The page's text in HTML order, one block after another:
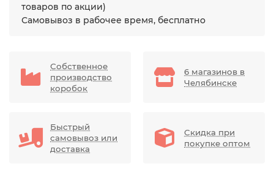
товаров по акции)
Самовывоз в рабочее время, бесплатно
Собственное
производство
коробок
6 магазинов в
Челябинске
Быстрый
самовывоз или
доставка
Скидка при
покупке оптом